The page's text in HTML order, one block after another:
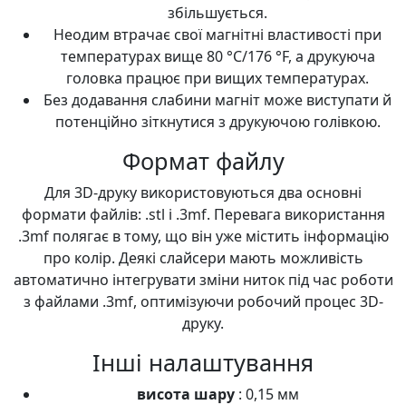
збільшується.
Неодим втрачає свої магнітні властивості при
температурах вище 80 °C/176 °F, а друкуюча
головка працює при вищих температурах.
Без додавання слабини магніт може виступати й
потенційно зіткнутися з друкуючою голівкою.
Формат файлу
Для 3D-друку використовуються два основні
формати файлів: .stl і .3mf. Перевага використання
.3mf полягає в тому, що він уже містить інформацію
про колір. Деякі слайсери мають можливість
автоматично інтегрувати зміни ниток під час роботи
з файлами .3mf, оптимізуючи робочий процес 3D-
друку.
Інші налаштування
висота шару: 0,15 мм